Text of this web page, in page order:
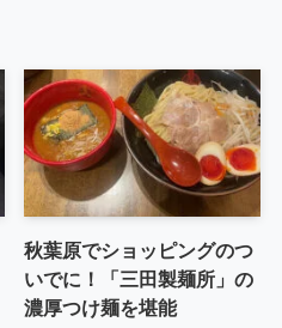
秋葉原でショッピングのつ
いでに！「三田製麺所」の
濃厚つけ麺を堪能